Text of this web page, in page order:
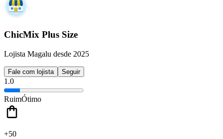
ChicMix Plus Size
Lojista Magalu desde 2025
Fale com lojista Seguir
1.0
RuimÓtimo
+50